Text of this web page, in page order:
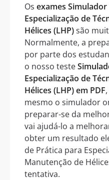
Os exames
Especialização de
Hélices (LHP)são
Normalmente, a
por parte dos
o nosso teste
Especialização de
Hélices (LHP) em PDF
mesmo o simulador
preparar-se da
vai ajudá-lo a
obter um resultado
de Prática para
Manutenção de
tentativa.